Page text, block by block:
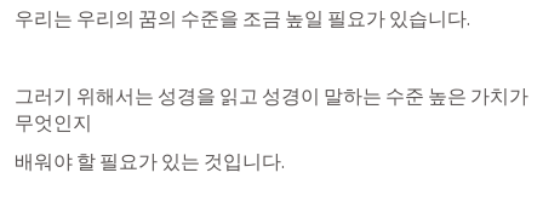
우리는 우리의 꿈의 수준을 조금 높일 필요가 있습니다.
그러기 위해서는 성경을 읽고 성경이 말하는 수준 높은 가치가
무엇인지
배워야 할 필요가 있는 것입니다.